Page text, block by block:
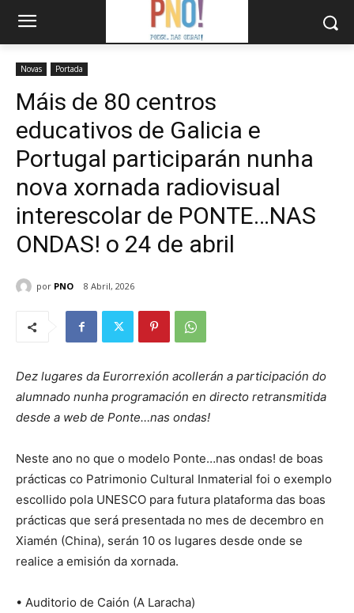
Novas Portada
Máis de 80 centros
educativos de Galicia e
Portugal participarán nunha
nova xornada radiovisual
interescolar de PONTE…NAS
ONDAS! o 24 de abril
por PNO 8 Abril, 2026
Dez lugares da Eurorrexión acollerán a participación do
alumnado nunha programación en directo retransmitida
desde a web de Ponte…nas ondas!
Neste ano no que o modelo Ponte…nas ondas! de boas
prácticas co Patrimonio Cultural Inmaterial foi o exemplo
escollido pola UNESCO para futura plataforma das boas
prácticas que será presentada no mes de decembro en
Xiamén (China), serán 10 os lugares desde onde se
realice a emisión da xornada.
• Auditorio de Caión (A Laracha)